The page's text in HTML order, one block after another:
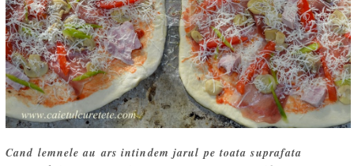
Cand lemnele au ars intindem jarul pe toata suprafata